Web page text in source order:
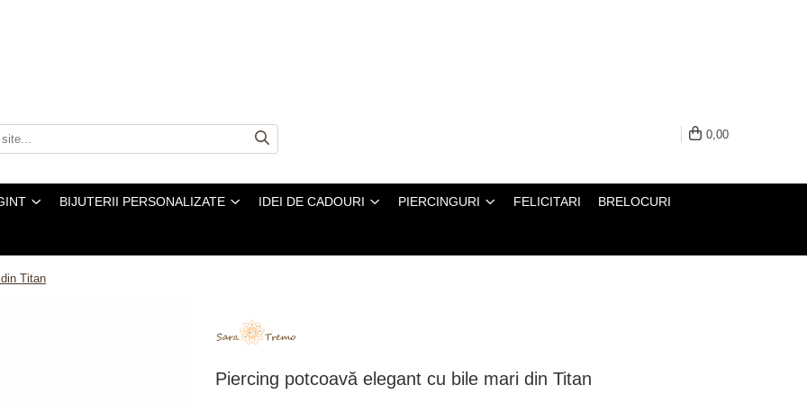
0,00
BIJUTERII PERSONALIZATE IDEI DE CADOURI PIERCINGURI FELICITARI BRELOCURI
Titan
Piercing potcoavă elegant cu bile mari din Titan